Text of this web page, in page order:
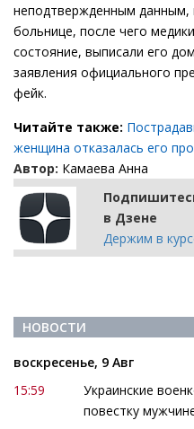
неподтвержденным данным,
больнице, после чего
состояние, выписали его
заявления официального
фейк.
Читайте также:
женщина отказалась его
Автор: Камаева Анна
в Дзене
Держим в
НОВОСТИ
воскресенье, 9 Авг
15:59
Украинские
повестку